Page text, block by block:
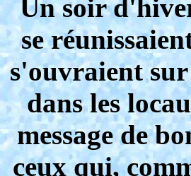
Un soir
se
s'ouvraient sur
dans les
message de
ceux qui,